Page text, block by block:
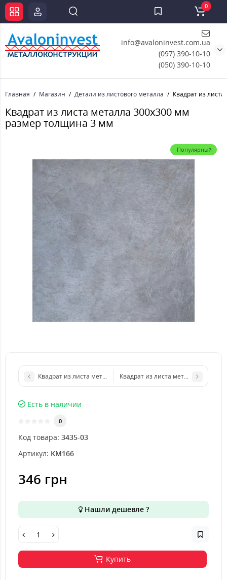
info@avaloninvest.com.ua
(097) 390-10-10
(050) 390-10-10
0
Главная Магазин Детали из листового металла Квадрат из
Квадрат из листа металла 300х300 мм
размер толщина 3 мм
Популярный
Квадрат из листа металла 250х250 мм размер толщина 3 мм
Квадрат из листа металла
Есть в наличии
0
Код товара: 3435-03
Артикул: KM166
346 грн
Нашли дешевле ?
Купить